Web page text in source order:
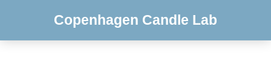
Copenhagen Candle Lab